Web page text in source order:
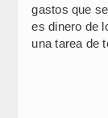
gastos que
es dinero de
una tarea de